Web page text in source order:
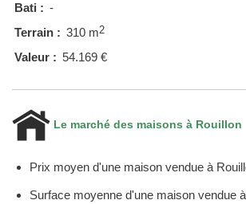
Bati : -
Terrain : 310 m2
Valeur : 54.169 €
Le marché des maisons à Rouillon
Prix moyen d'une maison vendue à
Surface moyenne d'une maison vendue